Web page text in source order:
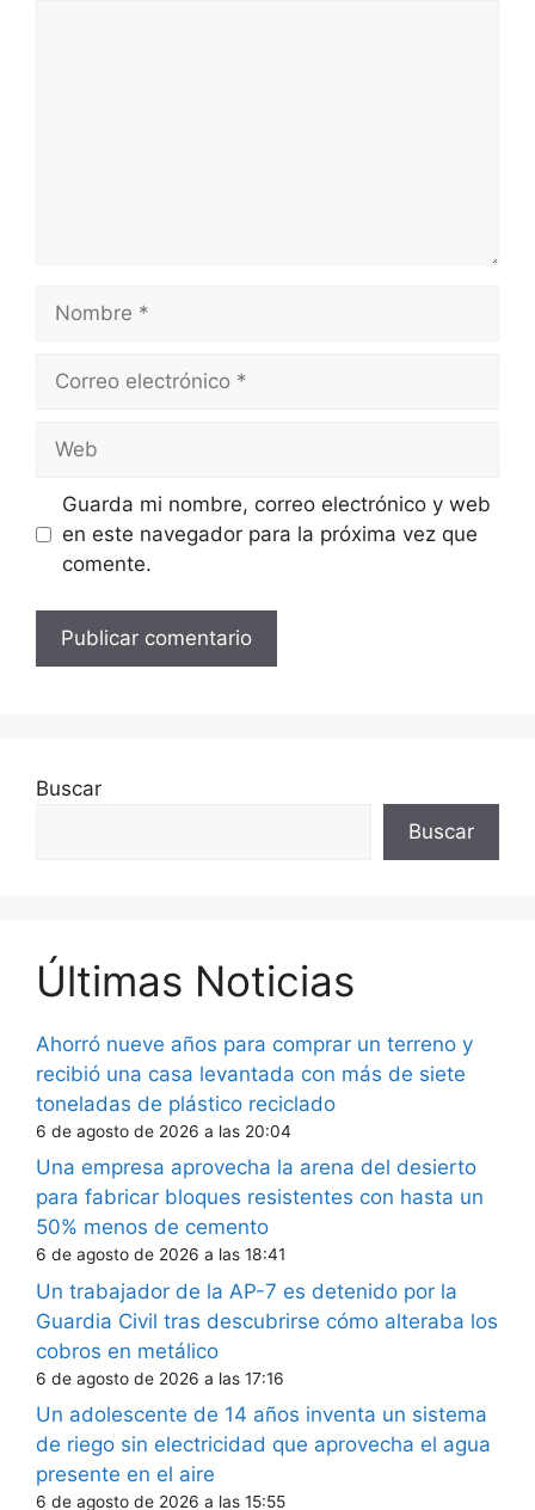
Nombre
Correo
Web
Guarda mi nombre, correo electrónico y web
en este navegador para la próxima vez que
comente.
Buscar
Buscar
Últimas Noticias
Ahorró nueve años para comprar un terreno y
recibió una casa levantada con más de siete
toneladas de plástico reciclado
6 de agosto de 2026 a las 20:04
Una empresa aprovecha la arena del desierto
para fabricar bloques resistentes con hasta un
50% menos de cemento
6 de agosto de 2026 a las 18:41
Un trabajador de la AP-7 es detenido por la
Guardia Civil tras descubrirse cómo alteraba los
cobros en metálico
6 de agosto de 2026 a las 17:16
Un adolescente de 14 años inventa un sistema
de riego sin electricidad que aprovecha el agua
presente en el aire
6 de agosto de 2026 a las 15:55